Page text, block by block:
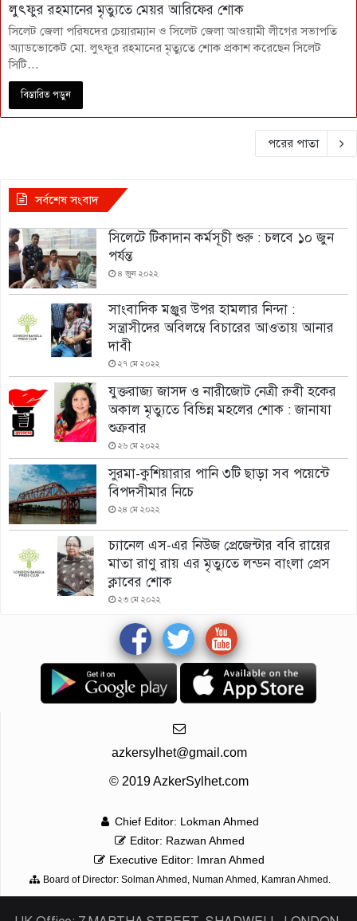
লুৎফুর রহমানের মৃত্যুতে মেয়র আরিফের শোক
সিলেট জেলা পরিষদের চেয়ারম্যান ও সিলেট জেলা আওয়ামী লীগের সভাপতি
অ্যাডভোকেট মো. লুৎফুর রহমানের মৃত্যুতে শোক প্রকাশ করেছেন সিলেট
সিটি…
বিস্তারিত পড়ুন
পরের পাতা
সর্বশেষ সংবাদ
সিলেটে টিকাদান কর্মসূচী শুরু : চলবে ১০ জুন
পর্যন্ত
৪ জুন ২০২২
সাংবাদিক মঞ্জুর উপর হামলার নিন্দা :
সন্ত্রাসীদের অবিলম্বে বিচারের আওতায় আনার
দাবী
২৭ মে ২০২২
যুক্তরাজ্য জাসদ ও নারীজোট নেত্রী রুবী হকের
অকাল মৃত্যুতে বিভিন্ন মহলের শোক : জানাযা
শুক্রবার
২৬ মে ২০২২
সুরমা-কুশিয়ারার পানি ৩টি ছাড়া সব পয়েন্টে
বিপদসীমার নিচে
২৪ মে ২০২২
চ্যানেল এস-এর নিউজ প্রেজেন্টার ববি রায়ের
মাতা রাণু রায় এর মৃত্যুতে লন্ডন বাংলা প্রেস
ক্লাবের শোক
২৩ মে ২০২২
azkersylhet@gmail.com
© 2019 AzkerSylhet.com
Chief Editor: Lokman Ahmed
Editor: Razwan Ahmed
Executive Editor: Imran Ahmed
Board of Director: Solman Ahmed, Numan Ahmed, Kamran Ahmed.